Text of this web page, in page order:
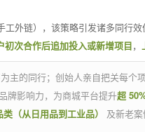
外链），该策略引发诸多同行效
初次合作后追加投入或新增项目，
主的同行；创始人亲自把关每个
牌影响力，为商城平台提升超
（从日用品到工业品）
及新老